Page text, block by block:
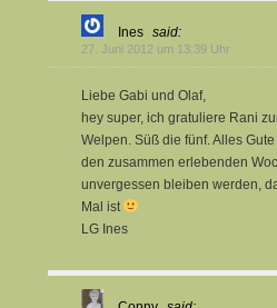
Ines said:
27. Juni 2012 um 13:39 Uhr
Liebe Gabi und Olaf,
hey super, ich gratuliere Rani
Welpen. Süß die fünf. Alles
den zusammen erlebenden
unvergessen bleiben werden,
Mal ist
LG Ines